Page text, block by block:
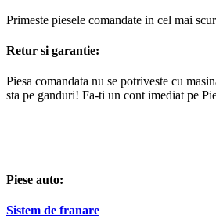
Primeste piesele comandate in cel mai
Retur si garantie:
Piesa comandata nu se potriveste cu
sta pe ganduri! Fa-ti un cont imediat pe
Piese auto:
Sistem de franare